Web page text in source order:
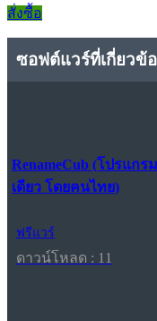
สั่งซื้อ
ซอฟต์แวร์ที่เกี่ยวข้
RenameCub (โปรแก
เดียว โดยคนไทย)
ฟรีแวร์
ดาวน์โหลด : 11